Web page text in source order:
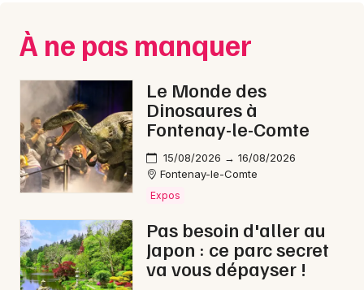
Concerts
Sports
Soirées
Sorties famille
Sorties & loisirs
Foires en Vendée
Nice
Paris
Strasbourg
Toulouse
Toutes les villes
À ne pas manquer
Le Monde des
Dinosaures à
Fontenay-le-Comte
15/08/2026 → 16/08/2026
Fontenay-le-Comte
Expos
Pas besoin d'aller au
Japon : ce parc secret
va vous dépayser !